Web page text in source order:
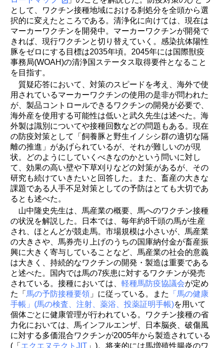
として、ワクチン接種地域における刹処分を全頭から選
択的に変えたところである。清浄化に向けては、現在は
マーカーワクチンを開発中。マーカーワクチンが開発で
きれば、現行ワクチンと切り替えていく。感染抗体陽性
豚をゼロにする目標は2035年頃。2045年には国際獣疫
事務局(WOAH)の清浄国ステータス取得要件となること
を目指す。
質疑応答において、対策のスピードを考え、海外で使
用されているマーカーワクチンの使用の是非が問われた
が、製品コントロールできるワクチンの開発が必要で、
海外産を使用する可能性は低いと武久先生は述べた。海
外製は識別についてや接種回数などの問題もある。現在
の防疫対策として「飼養豚と野生イノシシ群の適切な隔
離の推進」があげられているが、それが難しいのが現
状。どのようにしていくべきなのかという問いに対し
て、効果の高い壁や下草刈りなどの対策があるが、その
研究も続けていきたいと回答した。また、畜産の大きな
課題である人手不足対策としての予防はとても大切であ
るとも述べた。
山中隆史先生は、馬産業の概要、馬へのワクチン接種
の状況を解説した。日本では、毎年約8千頭の馬が生産
され、ほとんどが競走馬。市場規模は小さいが、馬産業
の大きさや、馬券売り上げのうちの国庫納付金が畜産振
興に大きく寄与していることなど、馬産業の社会的意義
は大きく、持続的なワクチンの開発・製造は重要である
と述べた。国内では馬の7疾患に対するワクチンが発売
されている。接種においては、 軽種馬防疫協議会が定め
た「 馬の予防接種要領 」に従っている。また
「馬の健康
手帳」(馬の検査、注射、薬浴、投薬証明手帳)を用いて
個体ごとに健康管理が行われている。ワクチン接種の省
力化においては、馬インフルエンザ、日本脳炎、破傷風
に対する多価混合ワクチンが2005年から製造されている
(「 エクエヌテクトJIT 」)。将来的には馬増殖性腸炎のワ